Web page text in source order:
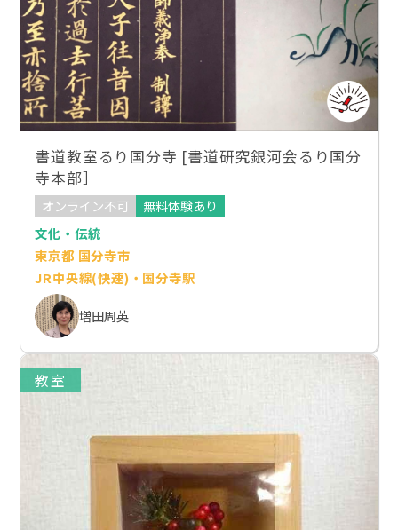
書道教室るり国分寺 [書道研究銀河会るり国分
寺本部］
オンライン不可
無料体験あり
文化・伝統
東京都 国分寺市
JR中央線(快速)・国分寺駅
増田周英
教室